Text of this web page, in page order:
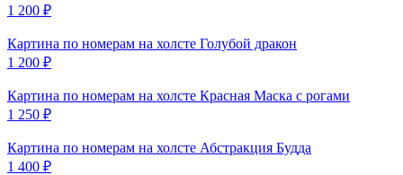
1 200 ₽
Картина по номерам на холсте Голубой дракон
1 200 ₽
Картина по номерам на холсте Красная Маска с рогами
1 250 ₽
Картина по номерам на холсте Абстракция Будда
1 400 ₽